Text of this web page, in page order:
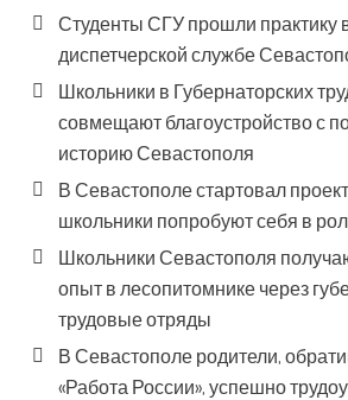
Студенты СГУ прошли практику
диспетчерской службе
Школьники в Губернаторских
совмещают благоустройство с
историю Севастополя
В Севастополе стартовал
школьники попробуют себя в
Школьники Севастополя
опыт в лесопитомнике через
трудовые отряды
В Севастополе родители,
«Работа России», успешно